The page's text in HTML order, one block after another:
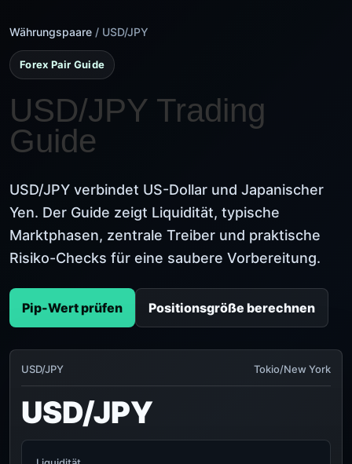
Währungspaare / USD/JPY
Forex Pair Guide
USD/JPY Trading
Guide
USD/JPY verbindet US-Dollar und Japanischer
Yen. Der Guide zeigt Liquidität, typische
Marktphasen, zentrale Treiber und praktische
Risiko-Checks für eine saubere Vorbereitung.
Pip-Wert prüfen Positionsgröße berechnen
USD/JPY Tokio/New York
USD/JPY